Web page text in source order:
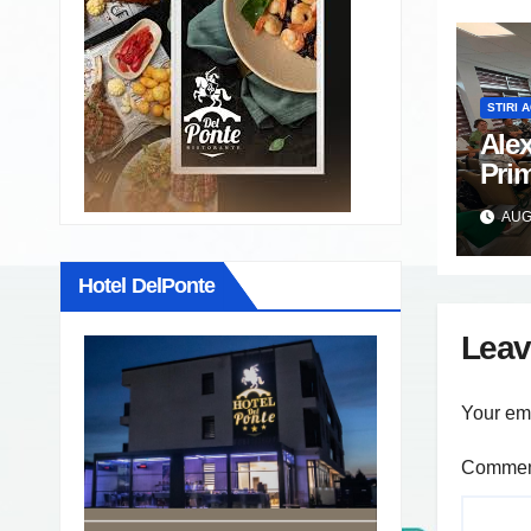
Hotel DelPonte
STIRI
loc
cu
Your